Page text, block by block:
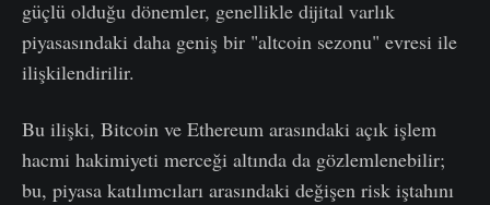
güçlü olduğu dönemler, genellikle dijital varlık
piyasasındaki daha geniş bir "altcoin sezonu" evresi ile
ilişkilendirilir.
Bu ilişki, Bitcoin ve Ethereum arasındaki açık işlem
hacmi hakimiyeti merceği altında da gözlemlenebilir;
bu, piyasa katılımcıları arasındaki değişen risk iştahını